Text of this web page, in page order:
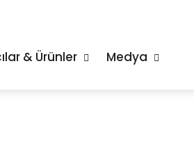
& Ürünler Medya